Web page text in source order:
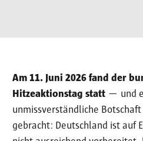
Am 11. Juni 2026 fand der
Hitzeaktionstag statt — und
unmissverständliche
gebracht: Deutschland ist auf